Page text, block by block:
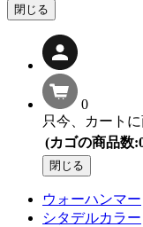
閉じる
0
只今、カート
(カゴの商品数
閉じる
ウォーハンマー
シタデルカラー